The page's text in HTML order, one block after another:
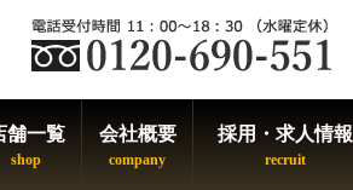
舗一覧 会社概要 採用・求人情報